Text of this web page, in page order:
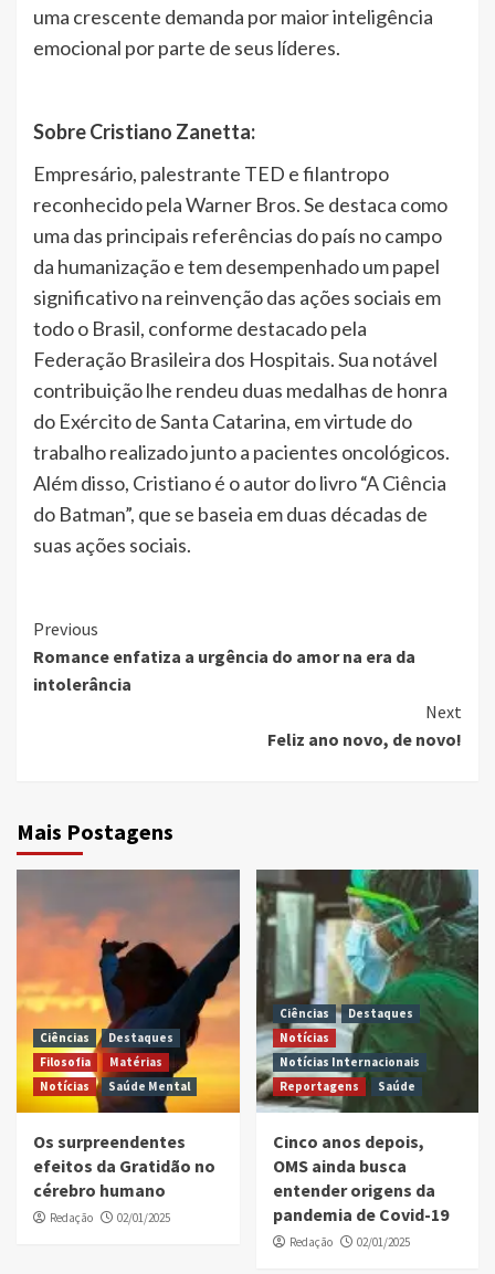
uma crescente demanda por maior inteligência
emocional por parte de seus líderes.
Sobre Cristiano Zanetta:
Empresário, palestrante TED e filantropo
reconhecido pela Warner Bros. Se destaca como
uma das principais referências do país no campo
da humanização e tem desempenhado um papel
significativo na reinvenção das ações sociais em
todo o Brasil, conforme destacado pela
Federação Brasileira dos Hospitais. Sua notável
contribuição lhe rendeu duas medalhas de honra
do Exército de Santa Catarina, em virtude do
trabalho realizado junto a pacientes oncológicos.
Além disso, Cristiano é o autor do livro “A Ciência
do Batman”, que se baseia em duas décadas de
suas ações sociais.
Continue
Reading
Previous
Romance enfatiza a urgência do amor na era da
intolerância
Next
Feliz ano novo, de novo!
Mais Postagens
Ciências
Destaques
Filosofia
Matérias
Notícias
Saúde Mental
Os surpreendentes
efeitos da Gratidão no
cérebro humano
Redação 02/01/2025
Ciências
Destaques
Notícias
Notícias Internacionais
Reportagens
Saúde
Cinco anos depois,
OMS ainda busca
entender origens da
pandemia de Covid-19
Redação 02/01/2025